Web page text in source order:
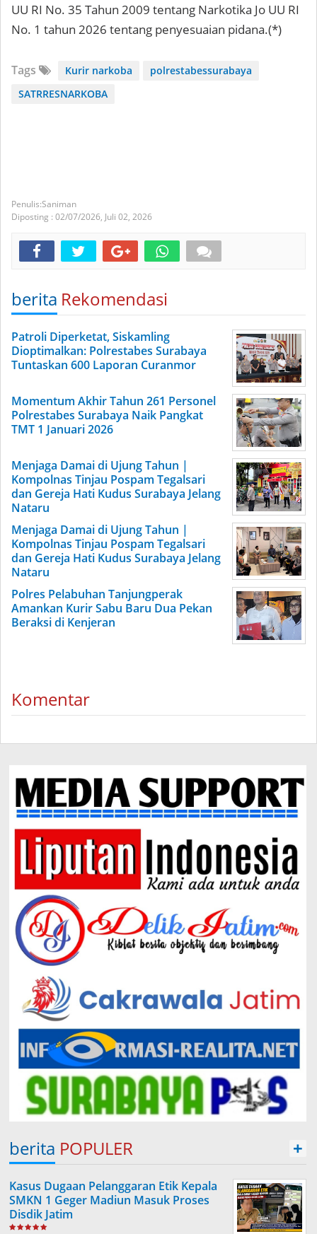
UU RI No. 35 Tahun 2009 tentang Narkotika Jo UU RI
No. 1 tahun 2026 tentang penyesuaian pidana.(*)
Tags Kurir narkoba
polrestabessurabaya
SATRRESNARKOBA
Saniman
Diposting : 02/07/2026, Juli 02, 2026
berita Rekomendasi
Patroli Diperketat, Siskamling
Dioptimalkan: Polrestabes Surabaya
Tuntaskan 600 Laporan Curanmor
Momentum Akhir Tahun 261 Personel
Polrestabes Surabaya Naik Pangkat
TMT 1 Januari 2026
Menjaga Damai di Ujung Tahun |
Kompolnas Tinjau Pospam Tegalsari
dan Gereja Hati Kudus Surabaya Jelang
Nataru
Menjaga Damai di Ujung Tahun |
Kompolnas Tinjau Pospam Tegalsari
dan Gereja Hati Kudus Surabaya Jelang
Nataru
Polres Pelabuhan Tanjungperak
Amankan Kurir Sabu Baru Dua Pekan
Beraksi di Kenjeran
Komentar
berita POPULER +
Kasus Dugaan Pelanggaran Etik Kepala
SMKN 1 Geger Madiun Masuk Proses
Disdik Jatim